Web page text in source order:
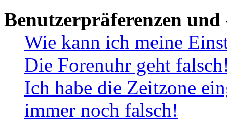
Benutzerpräferenzen und
Wie kann ich meine
Die Forenuhr geht
Ich habe die Zeitzone
immer noch falsch!